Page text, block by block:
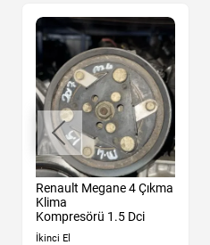
Renault Megane 4 Çıkma
Klima
Kompresörü 1.5 Dci
İkinci El